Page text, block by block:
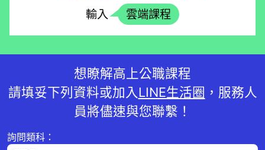
輸入
雲端課程
想瞭解高上公職課程
請填妥下列資料或加入 LINE生活圈 ，服務人
員將儘速與您聯繫！
詢問類科：